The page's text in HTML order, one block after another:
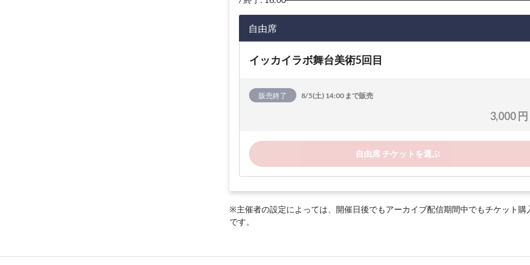
自由席
イッカイラボ舞台美術5回目
販売終了 8/5(土) 14:00 まで販売
3,000 円
自由席 チケットを選ぶ
※主催者の設定によっては、開催日後でもアーカイブ配信期間中でもチケット購
です。